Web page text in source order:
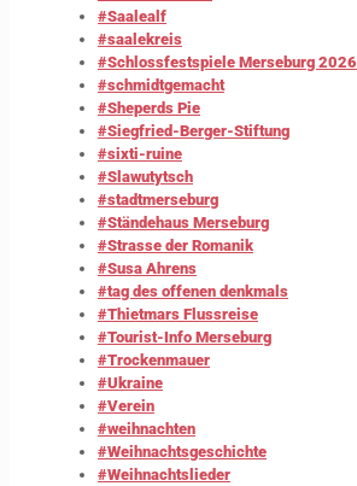
#Saalealf
#saalekreis
#Schlossfestspiele Merseburg 2026
#schmidtgemacht
#Sheperds Pie
#Siegfried-Berger-Stiftung
#sixti-ruine
#Slawutytsch
#stadtmerseburg
#Ständehaus Merseburg
#Strasse der Romanik
#Susa Ahrens
#tag des offenen denkmals
#Thietmars Flussreise
#Tourist-Info Merseburg
#Trockenmauer
#Ukraine
#Verein
#weihnachten
#Weihnachtsgeschichte
#Weihnachtslieder